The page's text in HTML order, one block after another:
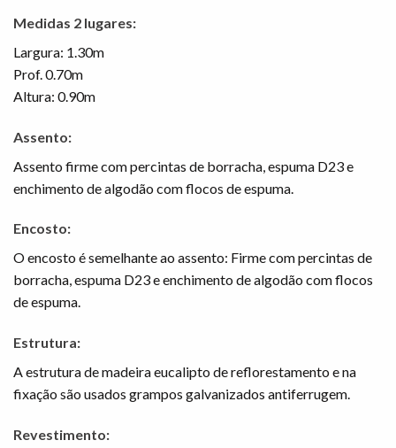
Medidas 2 lugares:
Largura: 1.30m
Prof. 0.70m
Altura: 0.90m
Assento:
Assento firme com percintas de borracha, espuma D23 e
enchimento de algodão com flocos de espuma.
Encosto:
O encosto é semelhante ao assento: Firme com percintas de
borracha, espuma D23 e enchimento de algodão com flocos
de espuma.
Estrutura:
A estrutura de madeira eucalipto de reflorestamento e na
fixação são usados grampos galvanizados antiferrugem.
Revestimento: